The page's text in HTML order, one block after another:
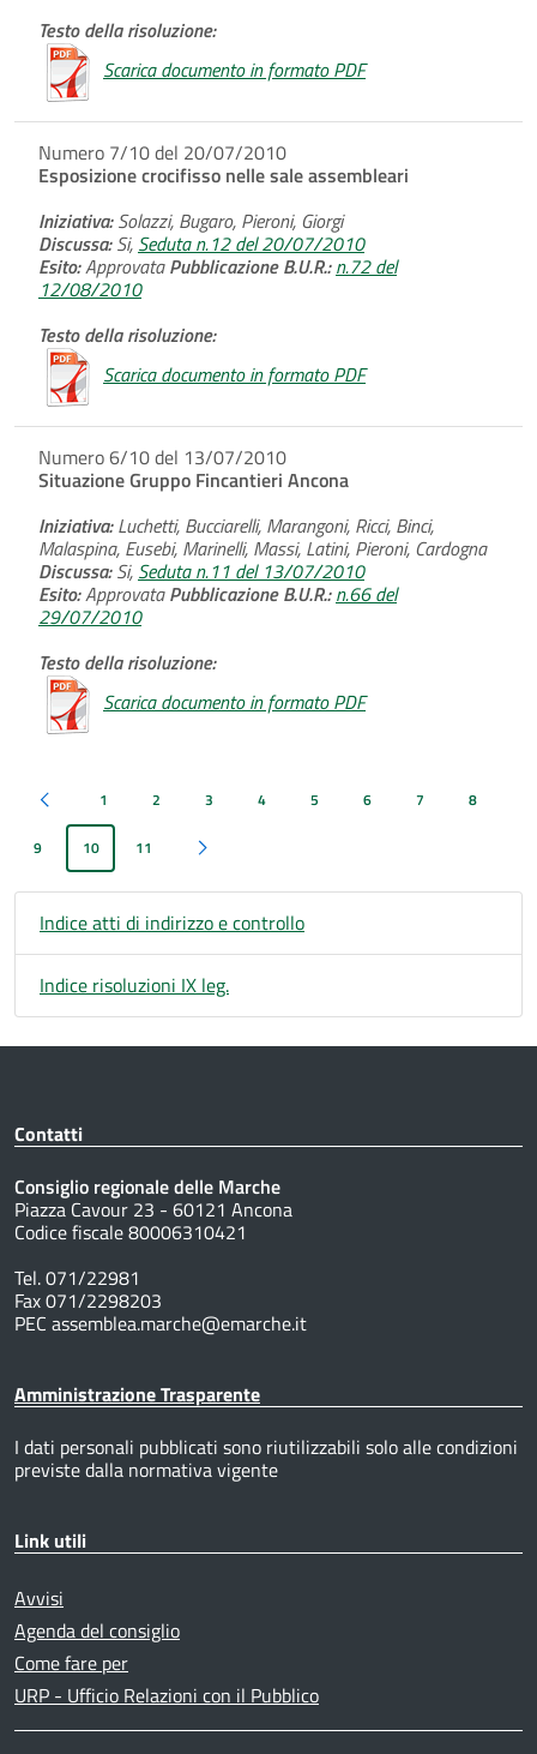
Testo della risoluzione:
Scarica documento in formato PDF
Numero 7/10 del 20/07/2010
Esposizione crocifisso nelle sale assembleari
Iniziativa:Solazzi, Bugaro, Pieroni, Giorgi
Discussa:Si, Seduta n.12 del 20/07/2010
Esito:ApprovataPubblicazione B.U.R.: n.72 del
12/08/2010
Testo della risoluzione:
Scarica documento in formato PDF
Numero 6/10 del 13/07/2010
Situazione Gruppo Fincantieri Ancona
Iniziativa:Luchetti, Bucciarelli, Marangoni, Ricci, Binci,
Malaspina, Eusebi, Marinelli, Massi, Latini, Pieroni, Cardogna
Discussa:Si, Seduta n.11 del 13/07/2010
Esito:ApprovataPubblicazione B.U.R.: n.66 del
29/07/2010
Testo della risoluzione:
Scarica documento in formato PDF
Pagina precedente
1 2 3 4 5 6 7 8
9 10 11 Pagina successiva
Indice atti di indirizzo e controllo
Indice risoluzioni IX leg.
Contatti
Consiglio regionale delle Marche
Piazza Cavour 23 - 60121 Ancona
Codice fiscale 80006310421
Tel. 071/22981
Fax 071/2298203
PEC assemblea.marche@emarche.it
Amministrazione Trasparente
I dati personali pubblicati sono riutilizzabili solo alle condizioni
previste dalla normativa vigente
Link utili
Avvisi
Agenda del consiglio
Come fare per
URP - Ufficio Relazioni con il Pubblico